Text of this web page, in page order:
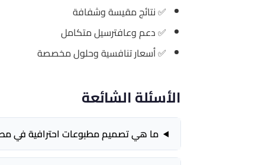
✅ نتائج مقيسة وشفافة
✅ دعم وعافترسيل متكامل
✅ أسعار تنافسية وحلول مخصصة
الأسئلة الشائعة
ما هي تصميم مطبوعات احترافية في